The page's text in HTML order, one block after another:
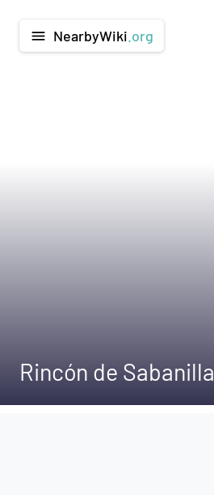
menu NearbyWiki .org
Rincón de Sabanilla